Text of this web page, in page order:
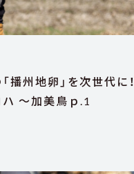
播州地卵」を次世代に！
～加美鳥ｐ.1